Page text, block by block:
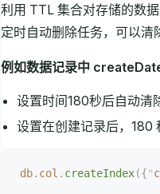
利用 TTL 集合对存储的数
定时自动删除任务，可以清
例如数据记录中
设置时间180秒后自动清
设置在创建记录后，180
db. col . createIndex({"